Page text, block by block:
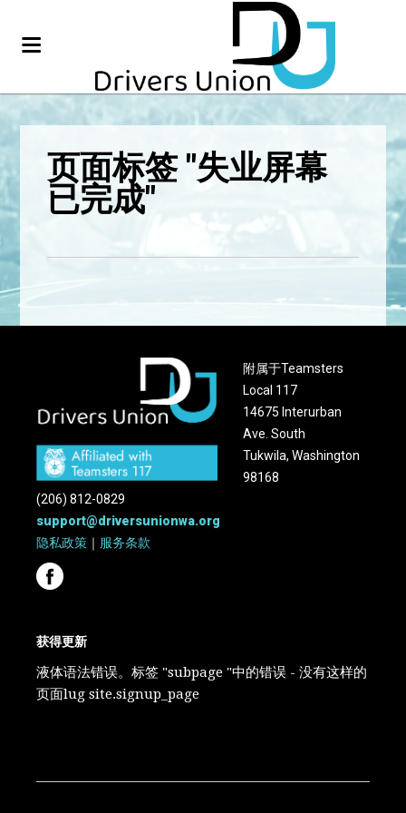
页面标签 "失业屏幕
已完成"
附属于Teamsters
Local 117
14675 Interurban
Ave. South
Tukwila, Washington
98168
(206) 812-0829
support@driversunionwa.org
隐私政策 ｜ 服务条款
获得更新
液体语法错误。标签 "subpage "中的错误 - 没有这样的
页面lug site.signup_page